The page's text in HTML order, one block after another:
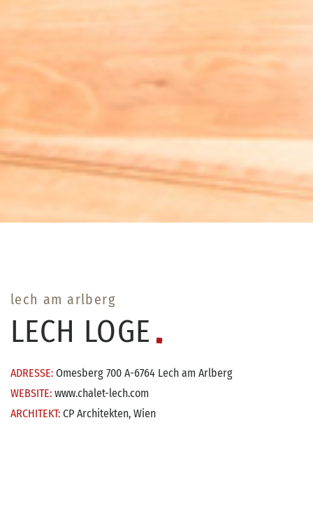
lech am arlberg
LECH LOGE
ADRESSE: Omesberg 700 A-6764 Lech am Arlberg
WEBSITE: www.chalet-lech.com
ARCHITEKT: CP Architekten, Wien